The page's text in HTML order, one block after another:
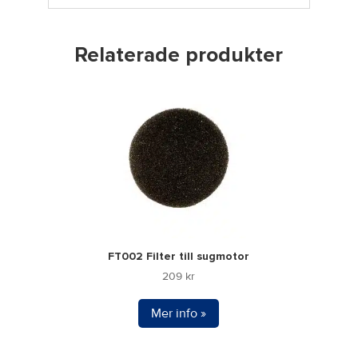
Relaterade produkter
FT002 Filter till sugmotor
209 kr
Mer info »